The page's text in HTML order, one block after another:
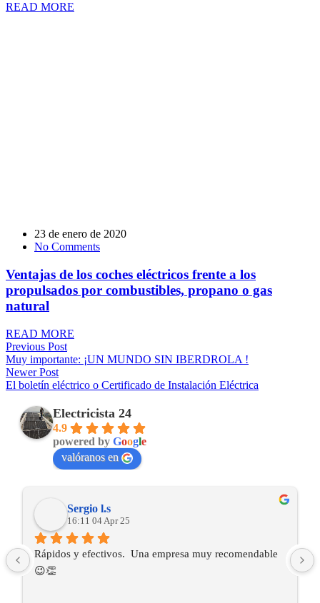
READ MORE
23 de enero de 2020
No Comments
Ventajas de los coches eléctricos frente a los
propulsados por combustibles, propano o gas
natural
READ MORE
Previous Post
Muy importante: ¡UN MUNDO SIN IBERDROLA !
Newer Post
El boletín eléctrico o Certificado de Instalación Eléctrica
Electricista 24
4.9
powered by Google
valóranos en
Sergio l.s
16:11 04 Apr 25
Rápidos y efectivos.  Una empresa muy recomendable
😉👏